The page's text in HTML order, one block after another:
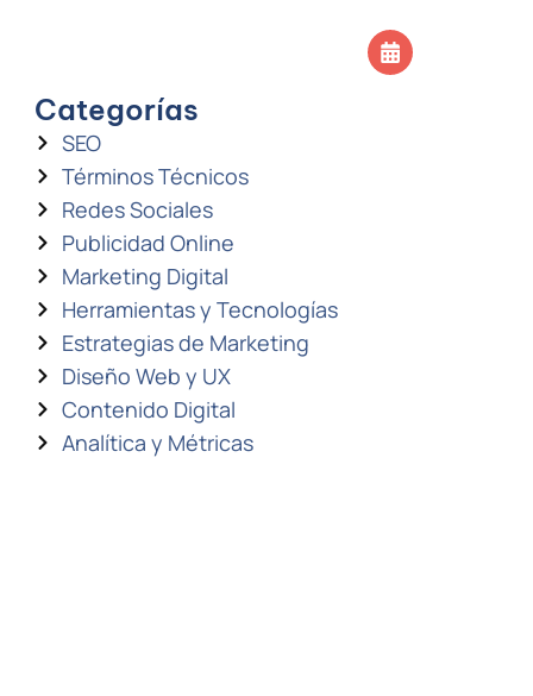
Categorías
SEO
Términos Técnicos
Redes Sociales
Publicidad Online
Marketing Digital
Herramientas y Tecnologías
Estrategias de Marketing
Diseño Web y UX
Contenido Digital
Analítica y Métricas